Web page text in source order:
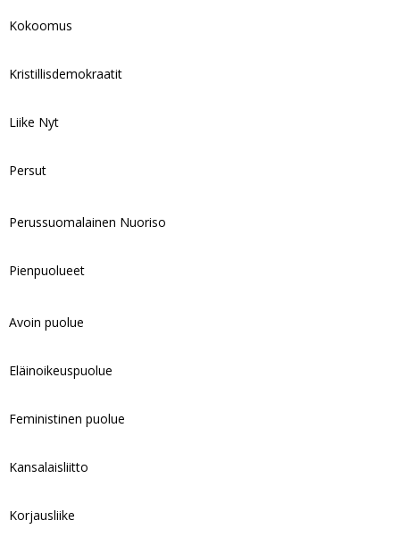
Kokoomus
Kristillisdemokraatit
Liike Nyt
Persut
Perussuomalainen Nuoriso
Pienpuolueet
Avoin puolue
Eläinoikeuspuolue
Feministinen puolue
Kansalaisliitto
Korjausliike